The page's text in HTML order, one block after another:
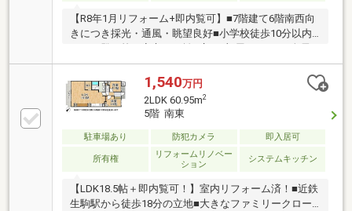
【R8年1月リフォーム+即内覧可】■7階建て6階南西向
きにつき採光・通風・眺望良好■小学校徒歩10分以内
にあり登下校も安心の距離■広々4部屋、4LDK、全居
室収納あり
1,540万円
2LDK 60.95m2
5階 南東
駐車場あり 防犯カメラ 即入居可
所有権
リフォームリノベー
ション
システムキッチン
【LDK18.5帖＋即内覧可！】室内リフォーム済！■近鉄
生駒駅から徒歩18分の立地■大きなファミリークロー